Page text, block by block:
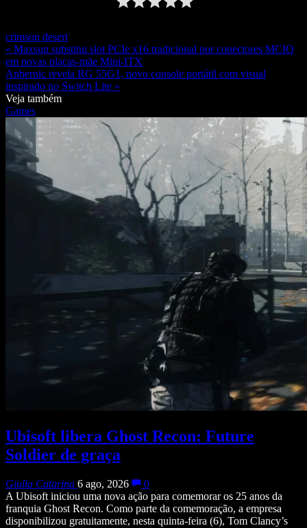
crimson desert
« Maxsun substitui slot PCIe x16 tradicional por conectores MCIO
em novas placas-mãe Mini-ITX
Anbernic revela RG 55G1, novo console portátil com visual
inspirado no Switch Lite »
Veja também
Games
Ubisoft libera Ghost Recon: Future
Soldier de graça
Giulia Catarina 6 ago, 2026
0
A Ubisoft iniciou uma nova ação para comemorar os 25 anos da
franquia Ghost Recon. Como parte da comemoração, a empresa
disponibilizou gratuitamente, nesta quinta-feira (6), Tom Clancy’s